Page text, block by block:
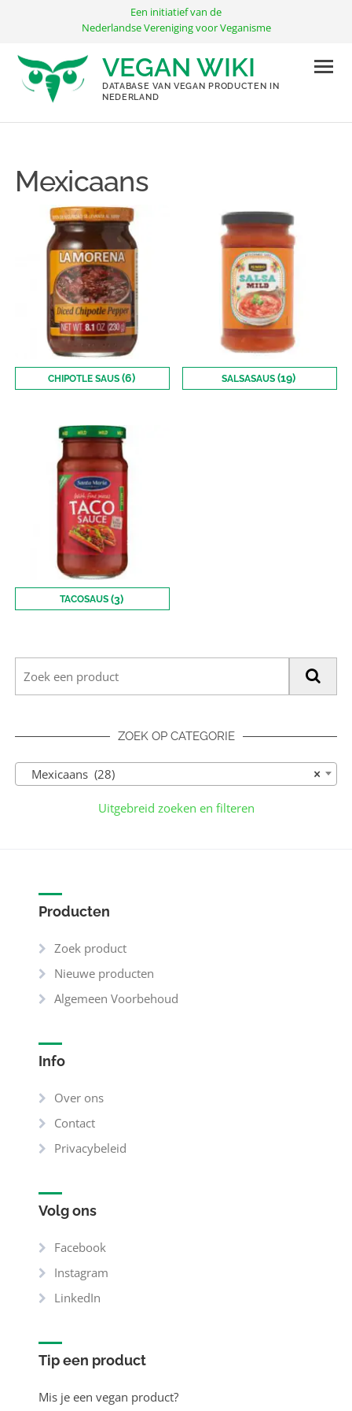
inhoud
Een initiatief van de
Nederlandse Vereniging voor Veganisme
VEGAN WIKI
DATABASE VAN VEGAN PRODUCTEN IN
NEDERLAND
Mexicaans
CHIPOTLE SAUS (6) SALSASAUS (19)
TACOSAUS (3)
ZOEK OP CATEGORIE
×
Mexicaans (28)
Uitgebreid zoeken en filteren
Producten
Zoek product
Nieuwe producten
Algemeen Voorbehoud
Info
Over ons
Contact
Privacybeleid
Volg ons
Facebook
Instagram
LinkedIn
Tip een product
Mis je een vegan product?